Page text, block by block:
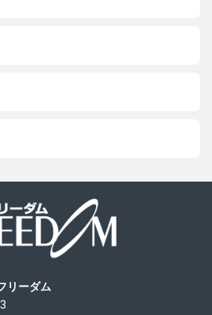
リーダム